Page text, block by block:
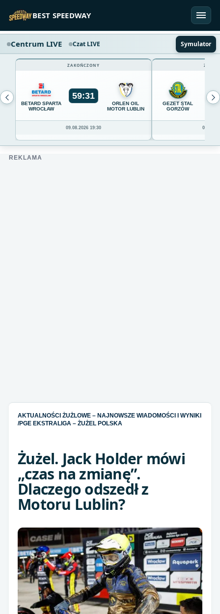
BEST SPEEDWAY
Centrum LIVE Czat LIVE Symulator
ZAKOŃCZONY
BETARD SPARTA
WROCŁAW
59:31
ORLEN OIL
MOTOR LUBLIN
09.08.2026 19:30
GEZET STAL
GORZÓW
54
REKLAMA
AKTUALNOŚCI ŻUŻLOWE – NAJNOWSZE WIADOMOŚCI I WYNIKI
/PGE EKSTRALIGA – ŻUŻEL POLSKA
Żużel. Jack Holder mówi
„czas na zmianę”.
Dlaczego odszedł z
Motoru Lublin?